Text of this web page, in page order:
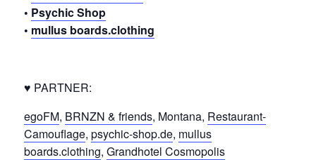
• Psychic Shop
• mullus boards.clothing
♥ PARTNER:
egoFM, BRNZN & friends, Montana, Restaurant-
Camouflage, psychic-shop.de, mullus
boards.clothing, Grandhotel Cosmopolis